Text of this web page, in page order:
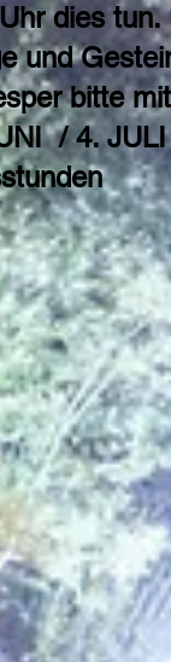
dies
und
bitte
/ 4.